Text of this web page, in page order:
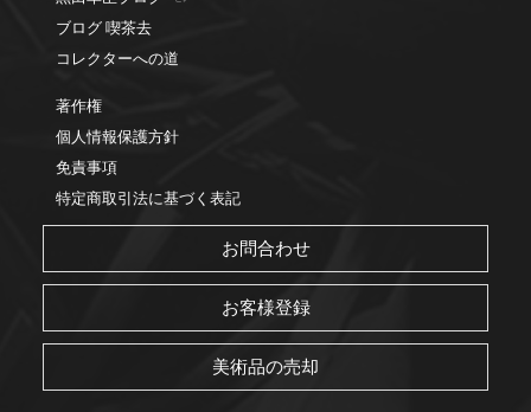
ブログ 喫茶去
コレクターへの道
著作権
個人情報保護方針
免責事項
特定商取引法に基づく表記
お問合わせ
お客様登録
美術品の売却